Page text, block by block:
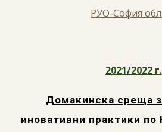
РУО-София
2021/2022 г.
Домакинска среща
иновативни практики по